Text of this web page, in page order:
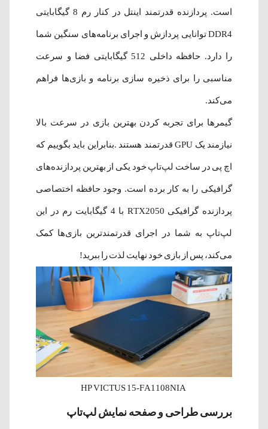
است. پردازنده قدرتمند اینتل در کنار رم 8 گیگابایتی
DDR4 توانایی پردازش و اجرای برنامه‌های سنگین شما
را دارد. حافظه داخلی 512 گیگابایتی فضا و سرعت
مناسبی را برای ذخیره سازی برنامه و بازی‌ها فراهم
می‌کند.
گیمرها برای تجربه کردن بهترین بازی در سرعت بالا
نیازمند یک GPU قدرتمند هستند .بنابراین باید بگوییم که
اچ پی در ساخت لپ‌تاپ خود یکی از بهترین پردازنده‌های
گرافیکی را به کار برده است. وجود حافظه اختصاصی
پردازنده گرافیکی RTX2050 با 4 گیگابایت رم در این
لپ‌تاپ به شما در اجرای قدرتمندترین بازی‌ها کمک
می‌کند، پس از بازی خود نهایت لذت را ببرید!
بررسی طراحی و صفحه نمایش لپ‌تاپ